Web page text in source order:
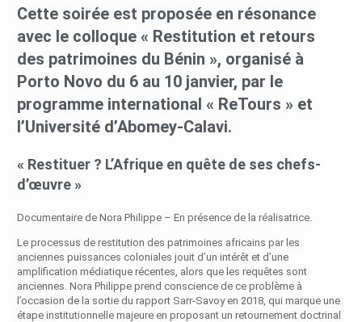
Cette soirée est proposée en résonance
avec le colloque « Restitution et retours
des patrimoines du Bénin », organisé à
Porto Novo du 6 au 10 janvier, par le
programme international « ReTours » et
l’Université d’Abomey-Calavi.
« Restituer ? L’Afrique en quête de ses chefs-
d’œuvre »
Documentaire de Nora Philippe – En présence de la réalisatrice.
Le processus de restitution des patrimoines africains par les
anciennes puissances coloniales jouit d’un intérêt et d’une
amplification médiatique récentes, alors que les requêtes sont
anciennes. Nora Philippe prend conscience de ce problème à
l’occasion de la sortie du rapport Sarr-Savoy en 2018, qui marque une
étape institutionnelle majeure en proposant un retournement doctrinal